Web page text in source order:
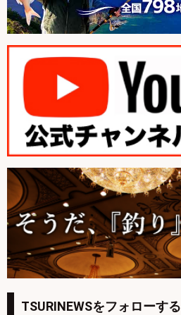
TSURINEWSをフォローする